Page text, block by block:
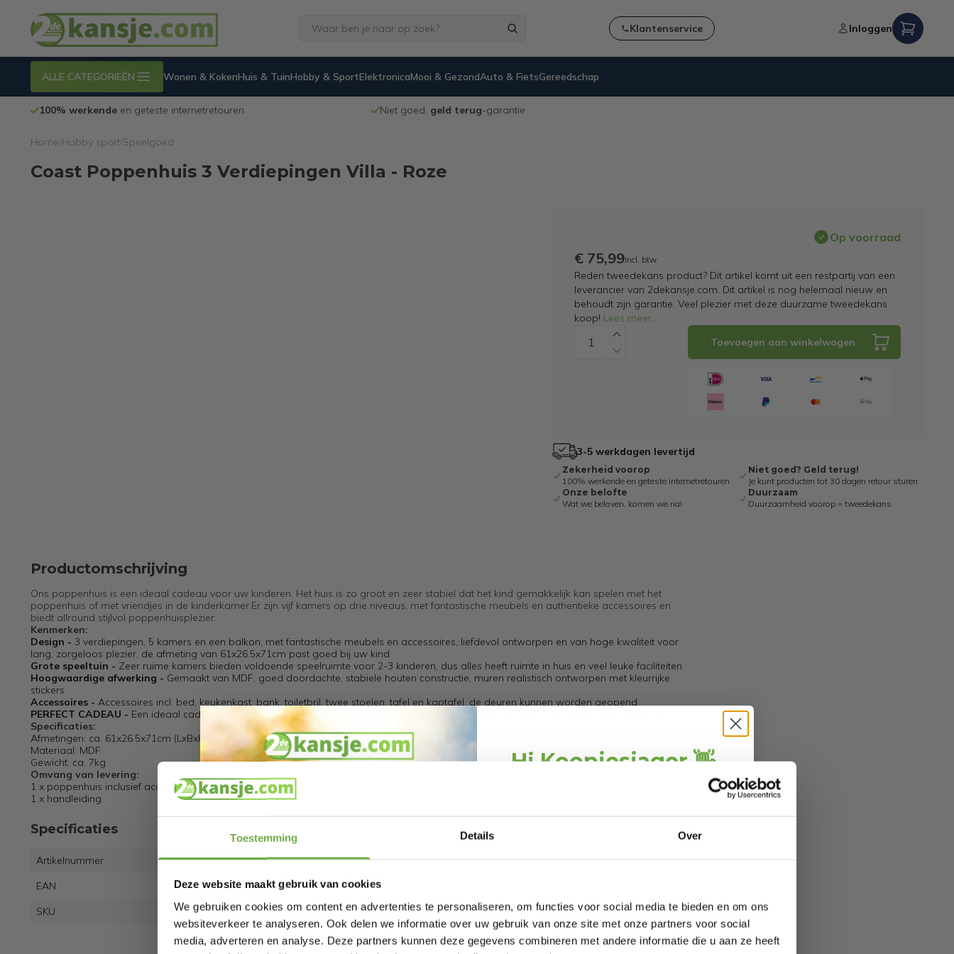
Toestemming Details Over
Deze website maakt gebruik van cookies
We gebruiken cookies om content en advertenties te personaliseren, om functies voor social media te bieden en om ons
websiteverkeer te analyseren. Ook delen we informatie over uw gebruik van onze site met onze partners voor social
media, adverteren en analyse. Deze partners kunnen deze gegevens combineren met andere informatie die u aan ze heeft
Klantenservice Inloggen
ALLE CATEGORIEËN Wonen & KokenHuis & TuinHobby & SportElektronicaMooi & GezondAuto & FietsGereedschap
100% werkendeen geteste internetretouren Niet goed, geld terug-garantie
Home Hobby sport Speelgoed
Coast Poppenhuis 3 Verdiepingen Villa - Roze
Op voorraad
€ 75,99Incl. btw
Reden tweedekans product? Dit artikel komt uit een restpartij van een
leverancier van 2dekansje.com. Dit artikel is nog helemaal nieuw en
behoudt zijn garantie. Veel plezier met deze duurzame tweedekans
koop! Lees meer...
Toevoegen aan winkelwagen
3-5 werkdagen levertijd
Zekerheid voorop
100% werkende en geteste internetretouren
Niet goed? Geld terug!
Je kunt producten tot 30 dagen retour sturen
Onze belofte
Wat we beloven, komen we na!
Duurzaam
Duurzaamheid voorop = tweedekans
Productomschrijving
Ons poppenhuis is een ideaal cadeau voor uw kinderen. Het huis is zo groot en zeer stabiel dat het kind gemakkelijk kan spelen met het
poppenhuis of met vriendjes in de kinderkamer.Er zijn vijf kamers op drie niveaus, met fantastische meubels en authentieke accessoires en
biedt allround stijlvol poppenhuisplezier.
Kenmerken:
Design - 3 verdiepingen, 5 kamers en een balkon, met fantastische meubels en accessoires, liefdevol ontworpen en van hoge kwaliteit voor
lang, zorgeloos plezier, de afmeting van 61x26.5x71cm past goed bij uw kind
Grote speeltuin - Zeer ruime kamers bieden voldoende speelruimte voor 2-3 kinderen, dus alles heeft ruimte in huis en veel leuke faciliteiten
Hoogwaardige afwerking - Gemaakt van MDF, goed doordachte, stabiele houten constructie, muren realistisch ontworpen met kleurrijke
stickers
Accessoires - Accessoires incl. bed, keukenkast, bank, toiletbril, twee stoelen, tafel en kaptafel, de deuren kunnen worden geopend
PERFECT CADEAU - Een ideaal cadeau voor jonge meisjes, ze zullen dol zijn op dit poppenhuis met de liefdevol vervaardigde meubels
Specificaties:
Afmetingen: ca. 61x26.5x71cm (LxBxH)
Materiaal: MDF
Gewicht: ca. 7kg
Omvang van levering:
1 x poppenhuis inclusief accessoires
1 x handleiding
Specificaties
Artikelnummer
HW56619
EAN
0615200242305
SKU
139464998
Hi Koopjesjager 👋
direct € 5,-
Bij 2dekansje.com profiteer je van